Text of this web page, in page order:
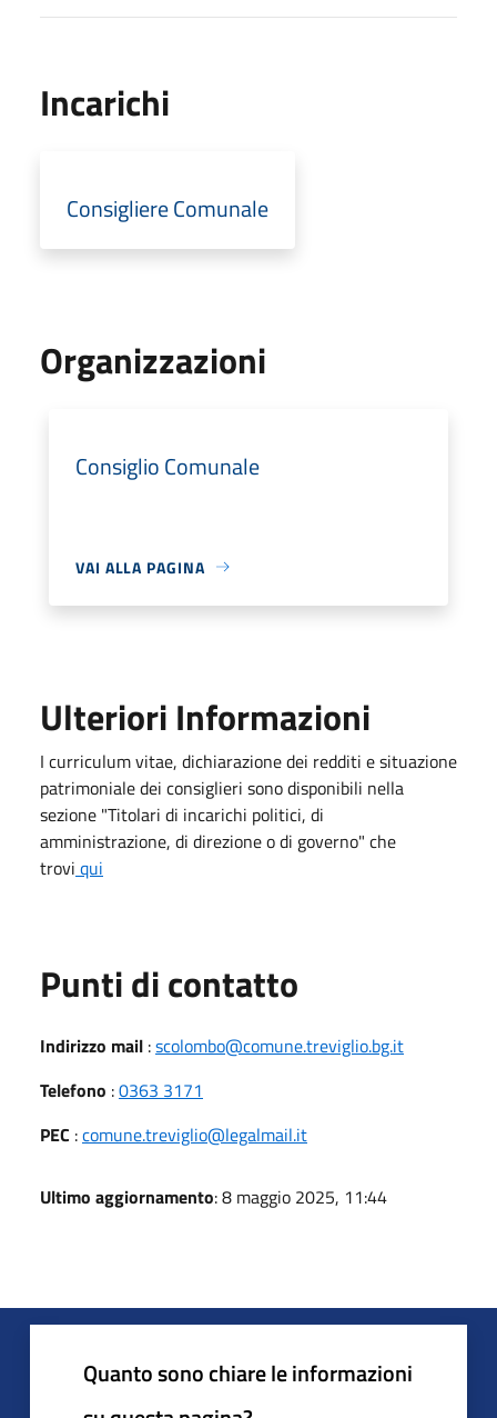
Incarichi
Consigliere Comunale
Organizzazioni
Consiglio Comunale
VAI ALLA PAGINA
Ulteriori Informazioni
I curriculum vitae, dichiarazione dei redditi e situazione
patrimoniale dei consiglieri sono disponibili nella
sezione "Titolari di incarichi politici, di
amministrazione, di direzione o di governo" che
trovi qui
Punti di contatto
Indirizzo mail :scolombo@comune.treviglio.bg.it
Telefono :0363 3171
PEC :comune.treviglio@legalmail.it
Ultimo aggiornamento: 8 maggio 2025, 11:44
Quanto sono chiare le informazioni